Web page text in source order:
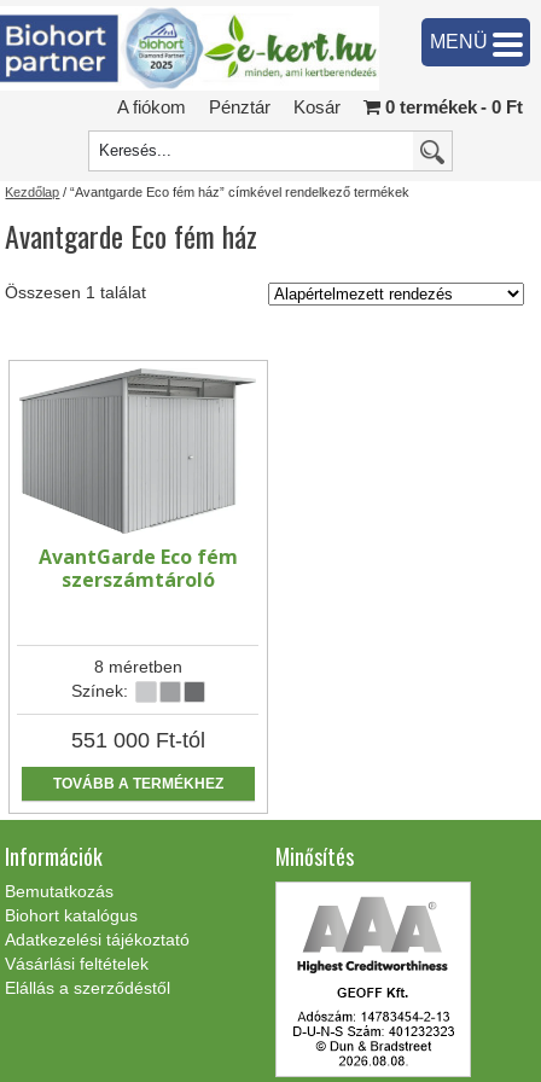
A fiókom Pénztár Kosár 0 termékek 0 Ft
MENÜ
Kezdőlap / “Avantgarde Eco fém ház” címkével rendelkező termékek
Avantgarde Eco fém ház
Összesen 1 találat
AvantGarde Eco fém
szerszámtároló
8 méretben
Színek:
551 000 Ft-tól
TOVÁBB A TERMÉKHEZ
Információk
Bemutatkozás
Biohort katalógus
Adatkezelési tájékoztató
Vásárlási feltételek
Elállás a szerződéstől
Minősítés